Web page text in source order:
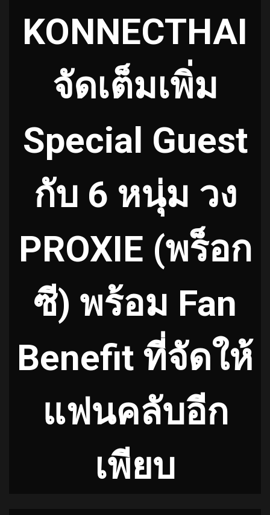
KONNECTHAI
จัดเต็มเพิ่ม
Special Guest
กับ 6 หนุ่ม วง
PROXIE (พร็อก
ซี) พร้อม Fan
Benefit ที่จัดให้
แฟนคลับอีก
เพียบ